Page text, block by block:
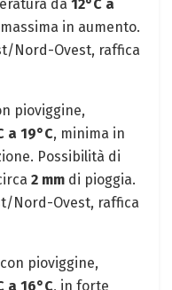
da 12°C a
in aumento.
Nord-Ovest, raffica
pioviggine,
a 19°C, minima in
Possibilità di
2 mm di pioggia.
Nord-Ovest, raffica
pioviggine,
a 16°C, in forte